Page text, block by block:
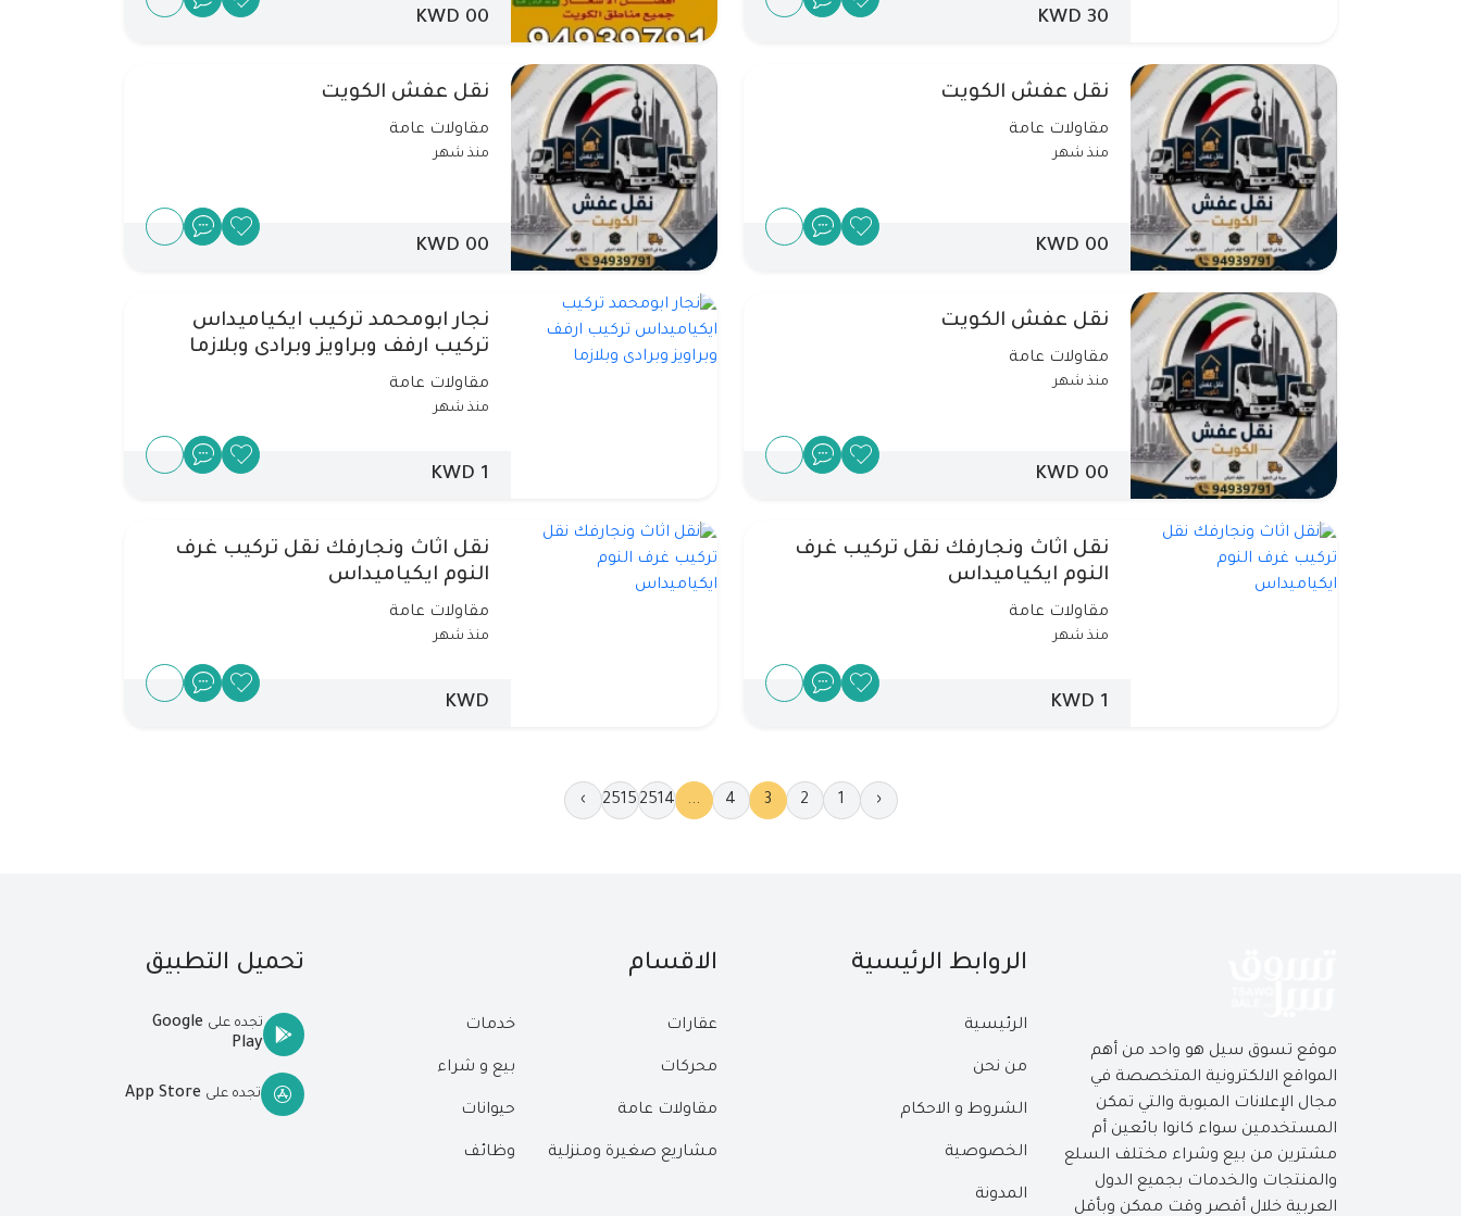
30 KWD
00 KWD
نقل عفش الكويت
مقاولات عامة
منذ شهر
00 KWD
نقل عفش الكويت
مقاولات عامة
منذ شهر
00 KWD
نقل عفش الكويت
مقاولات عامة
منذ شهر
00 KWD
نجار ابومحمد تركيب ايكياميداس
تركيب ارفف وبراويز وبرادى وبلازما
مقاولات عامة
منذ شهر
1 KWD
نقل اثاث ونجارفك نقل تركيب غرف
النوم ايكياميداس
مقاولات عامة
منذ شهر
1 KWD
نقل اثاث ونجارفك نقل تركيب غرف
النوم ايكياميداس
مقاولات عامة
منذ شهر
KWD
‹
1
2
3
4
...
2514
2515
›
موقع تسوق سيل هو واحد من أهم
المواقع الالكترونية المتخصصة في
مجال الإعلانات المبوبة والتي تمكن
المستخدمين سواء كانوا بائعين أم
مشترين من بيع وشراء مختلف السلع
والمنتجات والخدمات بجميع الدول
العربية خلال أقصر وقت ممكن وبأقل
الروابط الرئيسية
الرئيسية
من نحن
الشروط و الاحكام
الخصوصية
المدونة
الاقسام
عقارات
محركات
مقاولات عامة
مشاريع صغيرة ومنزلية
خدمات
بيع و شراء
حيوانات
وظائف
تحميل التطبيق
تجده على Google
Play
تجده على App Store